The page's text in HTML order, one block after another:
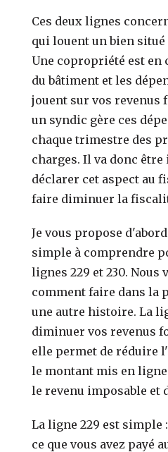
Ces deux lignes
qui louent un bien
Une copropriété est en
du bâtiment et les
jouent sur vos revenus
un syndic gère ces
chaque trimestre des
charges. Il va donc
déclarer cet aspect au
faire diminuer la
Je vous propose
simple à comprendre
lignes 229 et 230. Nous
comment faire dans la
une autre histoire. La
diminuer vos revenus
elle permet de réduire
le montant mis en
le revenu imposable et
La ligne 229 est simple
ce que vous avez payé